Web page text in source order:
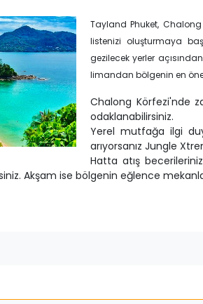
Tayland Phuket,
listenizi oluşturmaya
gezilecek yerler
limandan bölgenin en
Chalong Körfezi'nde
odaklanabilirsiniz.
Yerel mutfağa ilgi
arıyorsanız Jungle
Hatta atış
Akşam ise bölgenin eğlence